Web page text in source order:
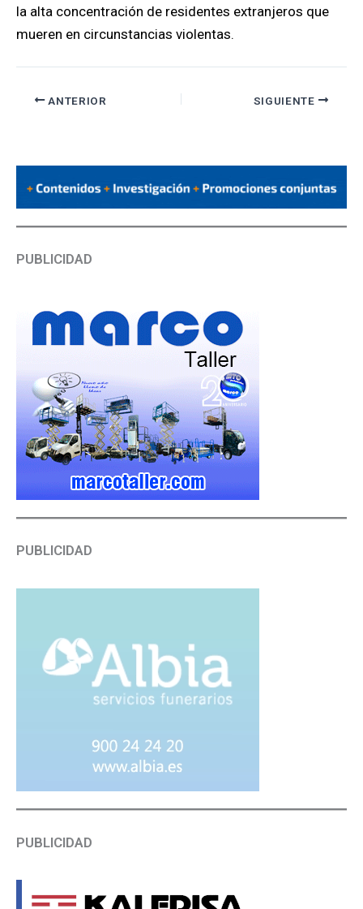
la alta concentración de residentes extranjeros que
mueren en circunstancias violentas.
ANTERIOR SIGUIENTE
PUBLICIDAD
PUBLICIDAD
PUBLICIDAD